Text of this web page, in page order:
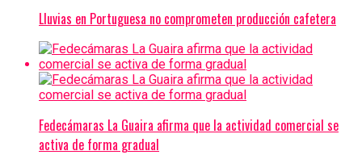
Lluvias en Portuguesa no comprometen producción cafetera
Fedecámaras La Guaira afirma que la actividad comercial se
activa de forma gradual